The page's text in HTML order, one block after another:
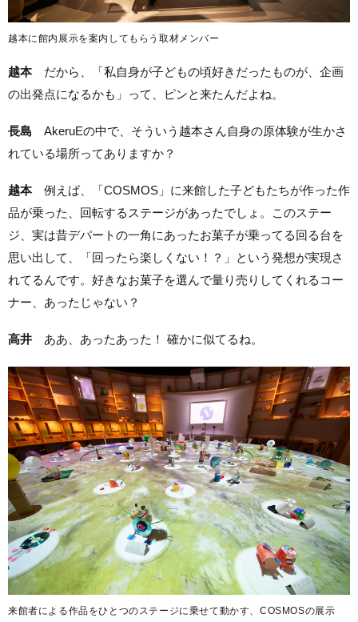
越本に館内展示を案内してもらう取材メンバー
越本だから、「私自身が子どもの頃好きだったものが、企画
の出発点になるかも」って、ピンと来たんだよね。
長島 AkeruEの中で、そういう越本さん自身の原体験が生かさ
れている場所ってありますか？
越本例えば、「COSMOS」に来館した子どもたちが作った作
品が乗った、回転するステージがあったでしょ。このステー
ジ、実は昔デパートの一角にあったお菓子が乗ってる回る台を
思い出して、「回ったら楽しくない！？」という発想が実現さ
れてるんです。好きなお菓子を選んで量り売りしてくれるコー
ナー、あったじゃない？
高井 ああ、あったあった！ 確かに似てるね。
来館者による作品をひとつのステージに乗せて動かす、COSMOSの展示